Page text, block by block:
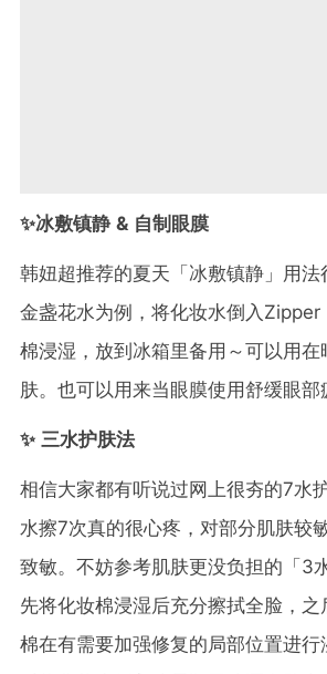
✨冰敷镇静 & 自制眼膜
韩妞超推荐的夏天「冰敷镇静」用
金盏花水为例，将化妆水倒入
棉浸湿，放到冰箱里备用～可以用
肤。也可以用来当眼膜使用舒缓眼部
✨ 三水护肤法
相信大家都有听说过网上很夯的7水
水擦7次真的很心疼，对部分肌肤较
致敏。不妨参考肌肤更没负担的「3
先将化妆棉浸湿后充分擦拭全脸，
棉在有需要加强修复的局部位置进